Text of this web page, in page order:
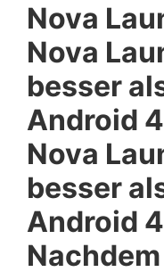
Nova
Nova
besser
Android
Nova
besser
Android